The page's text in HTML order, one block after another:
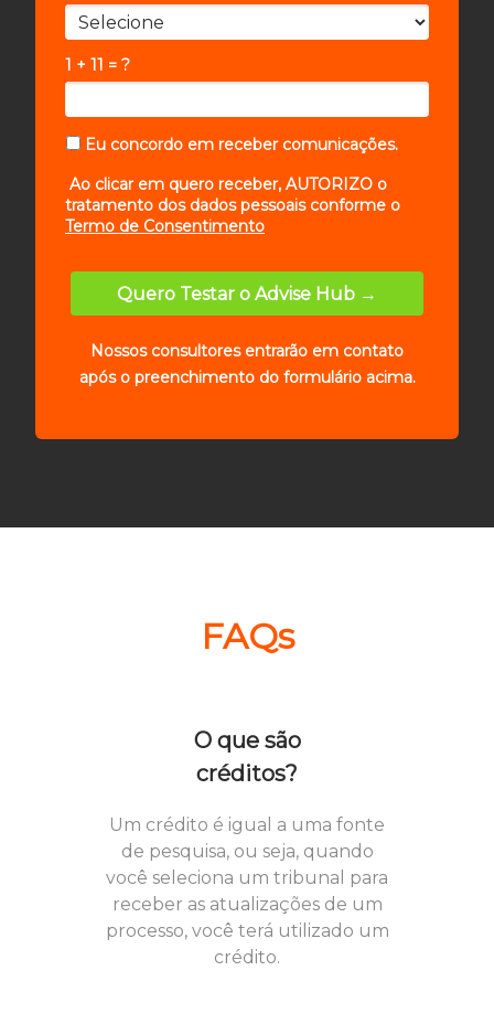
1 + 11 = ?
Eu concordo em receber comunicações.
Ao clicar em quero receber, AUTORIZO o
tratamento dos dados pessoais conforme o
Termo de Consentimento
Quero Testar o Advise Hub →
Nossos consultores entrarão em contato
após o preenchimento do formulário acima.
FAQs
O que são
créditos?
Um crédito é igual a uma fonte
de pesquisa, ou seja, quando
você seleciona um tribunal para
receber as atualizações de um
processo, você terá utilizado um
crédito.